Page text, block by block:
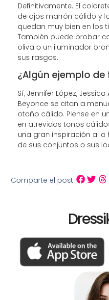
Definitivamente. El
de ojos marrón cálido y
quedan muy bien en los
También puede probar
oliva o un iluminador
sus rasgos.
¿Algún ejemplo de
Sí, Jennifer López, Jessica
Beyonce se citan a
otoño cálido. Piense en
en atrevidos tonos
una gran inspiración a la
de sus conjuntos o sus
Comparte el post: